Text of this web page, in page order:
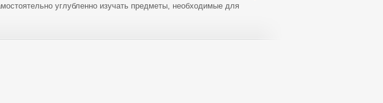
углубленно изучать предметы, необходимые для